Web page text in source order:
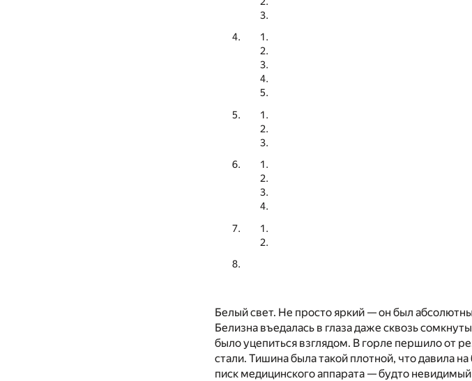
Белый свет. Не просто яркий — он был
Белизна въедалась в глаза даже сквозь
было уцепиться взглядом. В горле першило от
стали. Тишина была такой плотной, что давила
писк медицинского аппарата — будто